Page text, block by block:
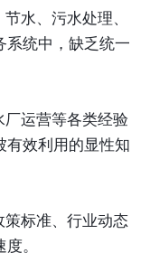
水、污水处理、
系统中，缺乏统一
厂运营等各类经验
有效利用的显性知
策标准、行业动态
。